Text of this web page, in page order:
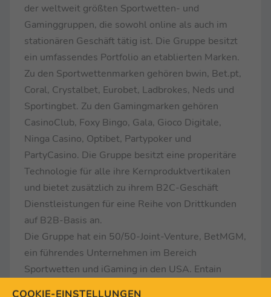
der weltweit größten Sportwetten- und
Gaminggruppen, die sowohl online als auch im
stationären Geschäft tätig ist. Die Gruppe besitzt
ein umfassendes Portfolio an etablierten Marken.
Zu den Sportwettenmarken gehören bwin, Bet.pt,
Coral, Crystalbet, Eurobet, Ladbrokes, Neds und
Sportingbet. Zu den Gamingmarken gehören
CasinoClub, Foxy Bingo, Gala, Gioco Digitale,
Ninga Casino, Optibet, Partypoker und
PartyCasino. Die Gruppe besitzt eine properitäre
Technologie für alle ihre Kernproduktvertikalen
und bietet zusätzlich zu ihrem B2C-Geschäft
Dienstleistungen für eine Reihe von Drittkunden
auf B2B-Basis an.
Die Gruppe hat ein 50/50-Joint-Venture, BetMGM,
ein führendes Unternehmen im Bereich
Sportwetten und iGaming in den USA. Entain
COOKIE-EINSTELLUNGEN